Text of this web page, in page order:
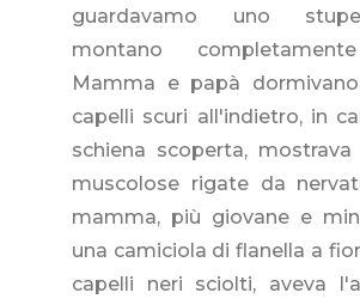
guardavamo uno
montano
Mamma e papà
capelli scuri all'indietro, in
schiena scoperta,
muscolose rigate da
mamma, più giovane e
una camiciola di flanella a
capelli neri sciolti, aveva